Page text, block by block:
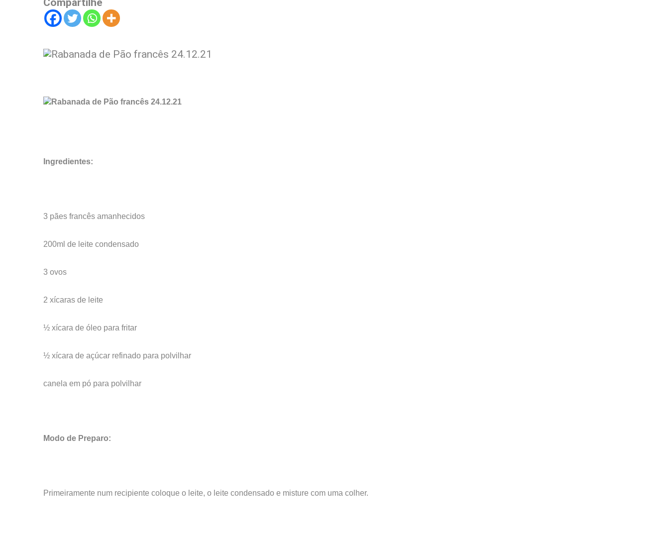
Compartilhe
Ingredientes:
3 pães francês amanhecidos
200ml de leite condensado
3 ovos
2 xícaras de leite
½ xícara de óleo para fritar
½ xícara de açúcar refinado para polvilhar
canela em pó para polvilhar
Modo de Preparo:
Primeiramente num recipiente coloque o leite, o leite condensado e misture com uma colher.